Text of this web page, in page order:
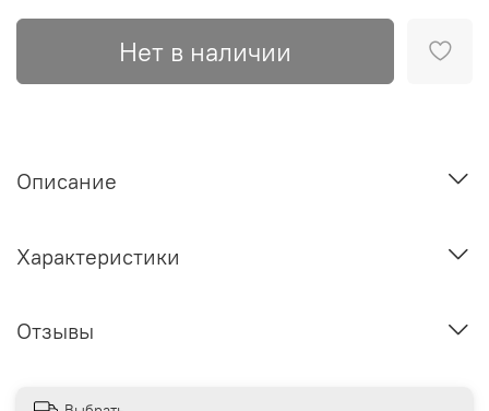
Нет в наличии
Описание
Характеристики
Отзывы